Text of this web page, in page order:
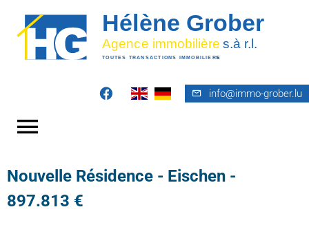
info@immo-grober.lu
Nouvelle Résidence - Eischen -
897.813 €